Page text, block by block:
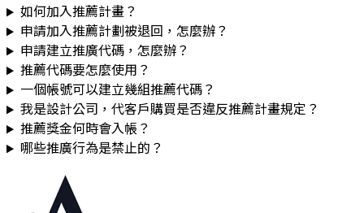
如何加入推薦計畫？
申請加入推薦計劃被退回，怎麼辦？
申請建立推廣代碼，怎麼辦？
推薦代碼要怎麼使用？
一個帳號可以建立幾組推薦代碼？
我是設計公司，代客戶購買是否違反推薦計畫規定？
推薦獎金何時會入帳？
哪些推廣行為是禁止的？